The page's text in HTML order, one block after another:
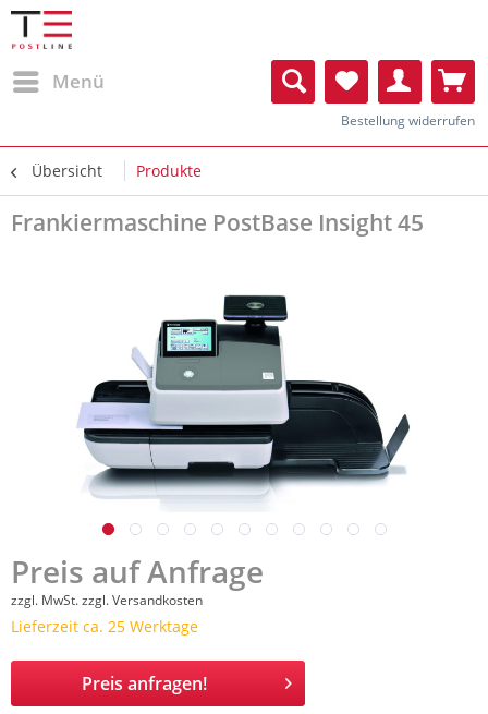
Menü
Bestellung widerrufen
Übersicht Produkte
Frankiermaschine PostBase Insight 45
Preis auf Anfrage
zzgl. MwSt.zzgl. Versandkosten
Lieferzeit ca. 25 Werktage
Preis anfragen!